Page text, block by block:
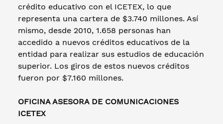
crédito educativo con el ICETEX, lo que
representa una cartera de $3.740 millones. Así
mismo, desde 2010, 1.658 personas han
accedido a nuevos créditos educativos de la
entidad para realizar sus estudios de educación
superior. Los giros de estos nuevos créditos
fueron por $7.160 millones.
OFICINA ASESORA DE COMUNICACIONES
ICETEX